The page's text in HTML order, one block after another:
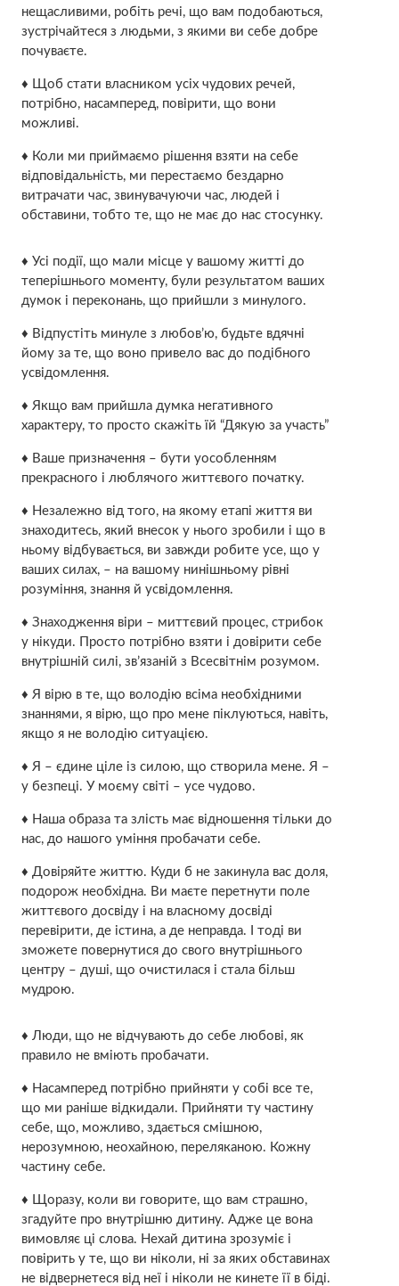
нещасливими, робіть речі, що вам подобаються,
зустрічайтеся з людьми, з якими ви себе добре
почуваєте.
♦ Щоб стати власником усіх чудових речей,
потрібно, насамперед, повірити, що вони
можливі.
♦ Коли ми приймаємо рішення взяти на себе
відповідальність, ми перестаємо бездарно
витрачати час, звинувачуючи час, людей і
обставини, тобто те, що не має до нас стосунку.
♦ Усі події, що мали місце у вашому житті до
теперішнього моменту, були результатом ваших
думок і переконань, що прийшли з минулого.
♦ Відпустіть минуле з любов’ю, будьте вдячні
йому за те, що воно привело вас до подібного
усвідомлення.
♦ Якщо вам прийшла думка негативного
характеру, то просто скажіть їй “Дякую за участь”
♦ Ваше призначення – бути уособленням
прекрасного і люблячого життєвого початку.
♦ Незалежно від того, на якому етапі життя ви
знаходитесь, який внесок у нього зробили і що в
ньому відбувається, ви завжди робите усе, що у
ваших силах, – на вашому нинішньому рівні
розуміння, знання й усвідомлення.
♦ Знаходження віри – миттєвий процес, стрибок
у нікуди. Просто потрібно взяти і довірити себе
внутрішній силі, зв’язаній з Всесвітнім розумом.
♦ Я вірю в те, що володію всіма необхідними
знаннями, я вірю, що про мене піклуються, навіть,
якщо я не володію ситуацією.
♦ Я – єдине ціле із силою, що створила мене. Я –
у безпеці. У моєму світі – усе чудово.
♦ Наша образа та злість має відношення тільки до
нас, до нашого уміння пробачати себе.
♦ Довіряйте життю. Куди б не закинула вас доля,
подорож необхідна. Ви маєте перетнути поле
життєвого досвіду і на власному досвіді
перевірити, де істина, а де неправда. І тоді ви
зможете повернутися до свого внутрішнього
центру – душі, що очистилася і стала більш
мудрою.
♦ Люди, що не відчувають до себе любові, як
правило не вміють пробачати.
♦ Насамперед потрібно прийняти у собі все те,
що ми раніше відкидали. Прийняти ту частину
себе, що, можливо, здається смішною,
нерозумною, неохайною, переляканою. Кожну
частину себе.
♦ Щоразу, коли ви говорите, що вам страшно,
згадуйте про внутрішню дитину. Адже це вона
вимовляє ці слова. Нехай дитина зрозуміє і
повірить у те, що ви ніколи, ні за яких обставинах
не відвернетеся від неї і ніколи не кинете її в біді.